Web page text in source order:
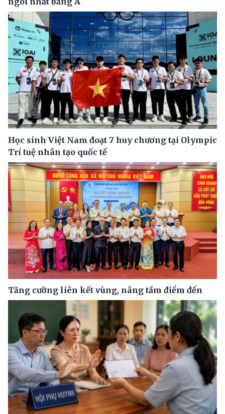
Học sinh Việt Nam đoạt 7 huy chương tại Olympic
Trí tuệ nhân tạo quốc tế
Tăng cường liên kết vùng, nâng tầm điểm đến